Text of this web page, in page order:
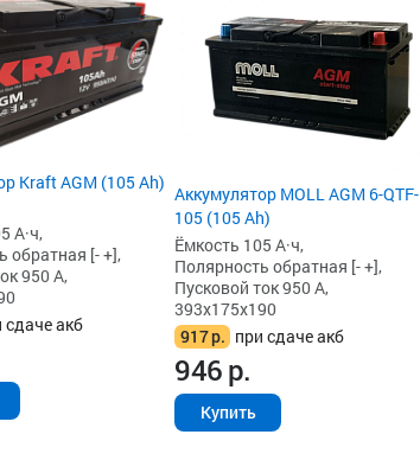
Kraft AGM (105 Ah)
А·ч,
обратная [- +],
950 А,
сдаче акб
Аккумулятор MOLL AGM 6-QTF-
105 (105 Ah)
Ёмкость 105 А·ч,
Полярность обратная [- +],
Пусковой ток 950 А,
393x175x190
917р. при сдаче акб
946р.
Купить